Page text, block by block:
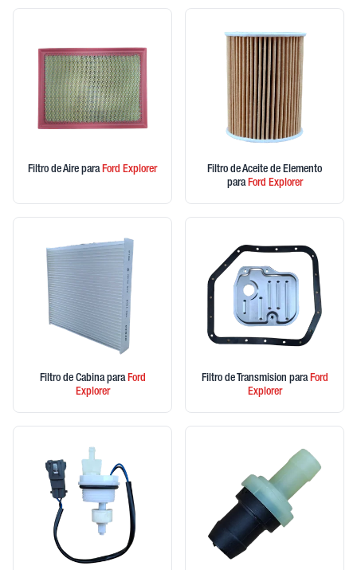
Filtro de Aire paraFord Explorer
Filtro de Aceite de Elemento
paraFord Explorer
Filtro de Cabina paraFord
Explorer
Filtro de Transmision paraFord
Explorer